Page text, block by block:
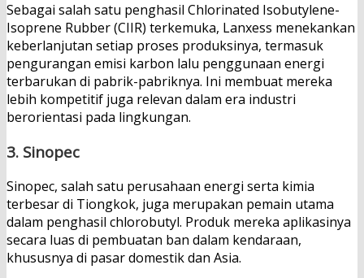
Sebagai salah satu penghasil Chlorinated Isobutylene-
Isoprene Rubber (CIIR) terkemuka, Lanxess menekankan
keberlanjutan setiap proses produksinya, termasuk
pengurangan emisi karbon lalu penggunaan energi
terbarukan di pabrik-pabriknya. Ini membuat mereka
lebih kompetitif juga relevan dalam era industri
berorientasi pada lingkungan.
3. Sinopec
Sinopec, salah satu perusahaan energi serta kimia
terbesar di Tiongkok, juga merupakan pemain utama
dalam penghasil chlorobutyl. Produk mereka aplikasinya
secara luas di pembuatan ban dalam kendaraan,
khususnya di pasar domestik dan Asia.